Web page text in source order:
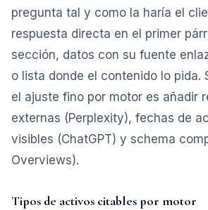
pregunta tal y como la haría el
respuesta directa en el primer
sección, datos con su fuente
o lista donde el contenido lo pida.
el ajuste fino por motor es añadir
externas (Perplexity), fechas de
visibles (ChatGPT) y schema
Overviews).
Tipos de activos citables por motor